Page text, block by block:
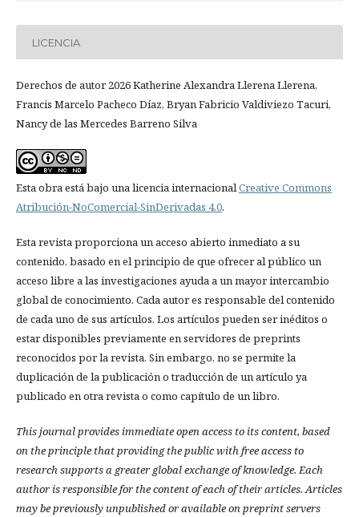
LICENCIA
Derechos de autor 2026 Katherine Alexandra Llerena Llerena,
Francis Marcelo Pacheco Díaz, Bryan Fabricio Valdiviezo Tacuri,
Nancy de las Mercedes Barreno Silva
Esta obra está bajo una licencia internacionalCreative Commons
Atribución-NoComercial-SinDerivadas 4.0.
Esta revista proporciona un acceso abierto inmediato a su
contenido, basado en el principio de que ofrecer al público un
acceso libre a las investigaciones ayuda a un mayor intercambio
global de conocimiento. Cada autor es responsable del contenido
de cada uno de sus artículos. Los artículos pueden ser inéditos o
estar disponibles previamente en servidores de preprints
reconocidos por la revista. Sin embargo, no se permite la
duplicación de la publicación o traducción de un artículo ya
publicado en otra revista o como capítulo de un libro.
This journal provides immediate open access to its content, based
on the principle that providing the public with free access to
research supports a greater global exchange of knowledge. Each
author is responsible for the content of each of their articles. Articles
may be previously unpublished or available on preprint servers